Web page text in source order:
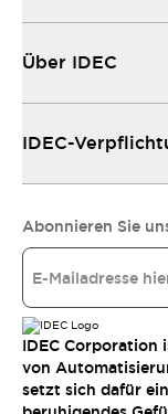
Über IDEC
IDEC-
Abonnieren Sie
IDEC
von
setzt sich dafür